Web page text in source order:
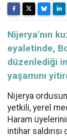
​​​​​​​Nijerya'nın
eyaletinde,
düzenlediği
yaşamını
Nijerya
yetkili, yerel
Haram
intihar